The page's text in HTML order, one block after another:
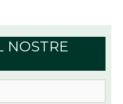
NOSTRE